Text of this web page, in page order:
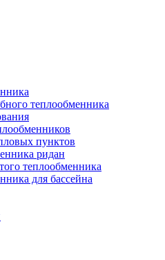
теплообменника
пунктов
ридан
теплообменника
для бассейна